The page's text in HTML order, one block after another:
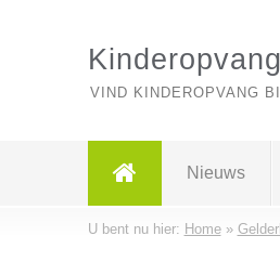
Kinderopvang
VIND KINDEROPVANG
Nieuws
U bent nu hier: Home»